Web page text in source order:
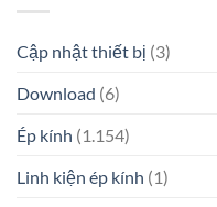
Cập nhật thiết bị (3)
Download (6)
Ép kính (1.154)
Linh kiện ép kính (1)